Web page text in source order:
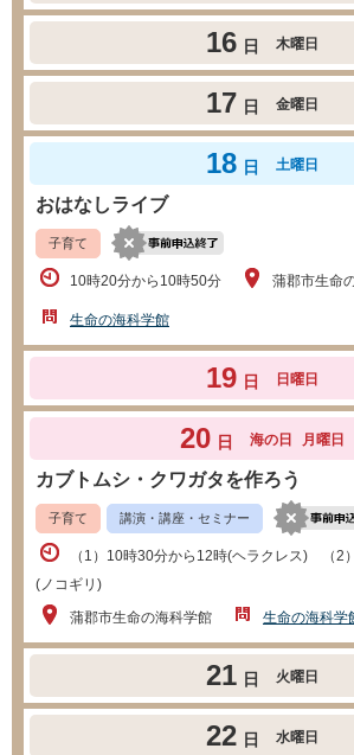
16 日 木曜日
17 日 金曜日
18 日 土曜日
おはなしライブ
子育て
10時20分から10時50分 蒲郡市生命
生命の海科学館
19 日 日曜日
20 日 海の日 月曜日
カブトムシ・クワガタを作ろう
子育て 講演・講座・セミナー
（1）10時30分から12時(ヘラクレス) （2
(ノコギリ)
蒲郡市生命の海科学館
生命の海科学
21 日 火曜日
22 日 水曜日